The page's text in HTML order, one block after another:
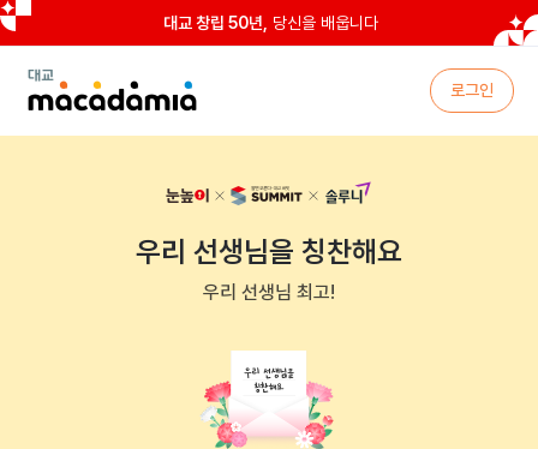
대
교
로그인
대교 창립 50년, 당신을 배웁니다
우리 선생님을 칭찬해요
우리 선생님 최고!